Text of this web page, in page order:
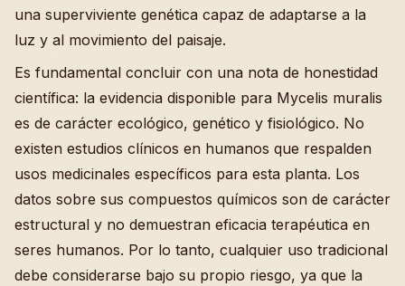
una superviviente genética capaz de adaptarse a la
luz y al movimiento del paisaje.
Es fundamental concluir con una nota de honestidad
científica: la evidencia disponible para Mycelis muralis
es de carácter ecológico, genético y fisiológico. No
existen estudios clínicos en humanos que respalden
usos medicinales específicos para esta planta. Los
datos sobre sus compuestos químicos son de carácter
estructural y no demuestran eficacia terapéutica en
seres humanos. Por lo tanto, cualquier uso tradicional
debe considerarse bajo su propio riesgo, ya que la